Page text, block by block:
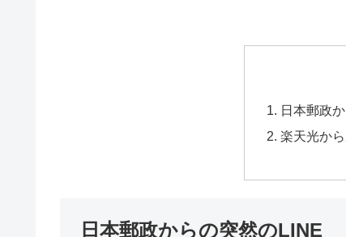
日本郵政
楽天光か
日本郵政からの突然のLINE